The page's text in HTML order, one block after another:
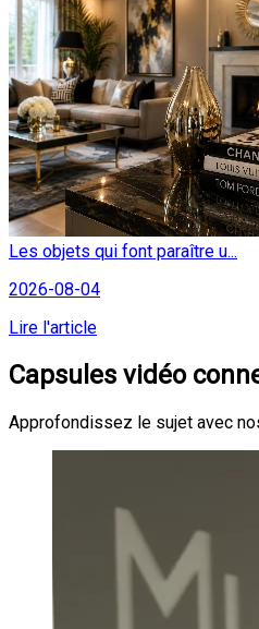
Les objets qui font paraître u...
2026-08-04
Lire l'article
Capsules vidéo
Approfondissez le sujet avec